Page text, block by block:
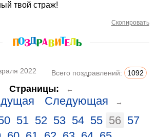
твой страж!
Скопировать
2022 Всего поздравлений: 1092
Страницы: ←
Следующая →
51 52 53 54 55 56 57